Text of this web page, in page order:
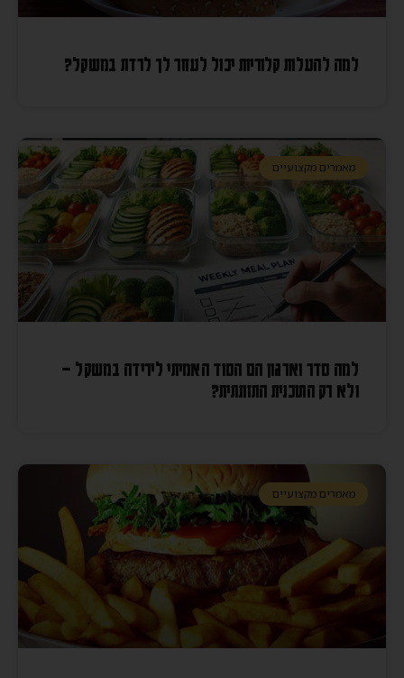
למה להעלות קלוריות יכול לעזור לך לרדת במשקל?
מאמרים מקצועיים
למה סדר וארגון הם הסוד האמיתי לירידה במשקל –
ולא רק התוכנית התזונתית?
מאמרים מקצועיים